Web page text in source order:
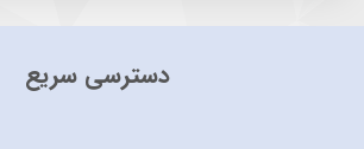
دسترسی سریع